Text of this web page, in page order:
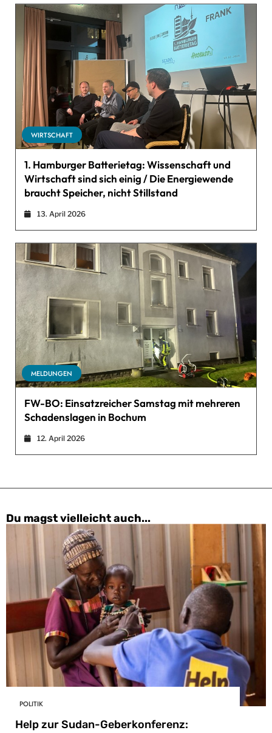
WIRTSCHAFT
1. Hamburger Batterietag: Wissenschaft und
Wirtschaft sind sich einig / Die Energiewende
braucht Speicher, nicht Stillstand
13. April 2026
MELDUNGEN
FW-BO: Einsatzreicher Samstag mit mehreren
Schadenslagen in Bochum
12. April 2026
Du magst vielleicht auch...
POLITIK
Help zur Sudan-Geberkonferenz: